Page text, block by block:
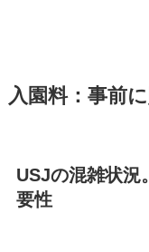
入園料：事前
USJの混雑状況
要性